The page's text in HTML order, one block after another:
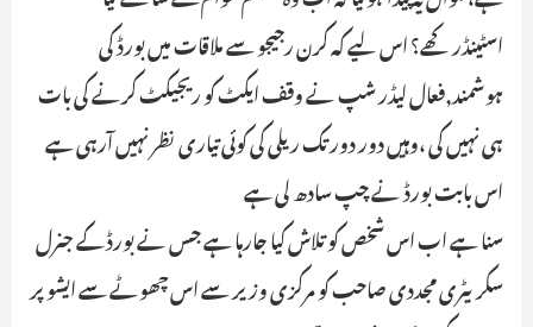
اسٹینڈرکھے؟ اس لیے کہ کرن رجیجو سے ملاقات میں بورڈ کی
ہوشمند,فعال لیڈر شپ نے وقف ایکٹ کو ریجیکٹ کرنے کی بات
ہی نہیں کی ،وہیں دور دور تک ریلی کی کوئی تیاری نظر نہیں آرہی ہے
اس بابت بورڈ نے چپ سادھ لی ہے
سنا ہے اب اس شخص کو تلاش کیا جارہا ہے جس نے بورڈ کے جنرل
سکریٹری مجددی صاحب کو مرکزی وزیر سے اس چھوٹے سے ایشو پر